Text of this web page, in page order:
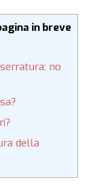
in breve
no
della